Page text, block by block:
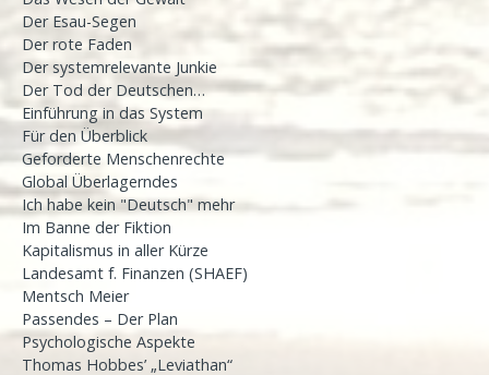
Der Esau-Segen
Der rote Faden
Der systemrelevante Junkie
Der Tod der Deutschen…
Einführung in das System
Für den Überblick
Geforderte Menschenrechte
Global Überlagerndes
Ich habe kein "Deutsch" mehr
Im Banne der Fiktion
Kapitalismus in aller Kürze
Landesamt f. Finanzen (SHAEF)
Mentsch Meier
Passendes – Der Plan
Psychologische Aspekte
Thomas Hobbes’ „Leviathan“